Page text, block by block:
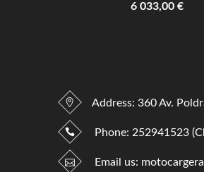
6 033,00 €
Address: 360 Av.
Phone: 252941523
Email us: